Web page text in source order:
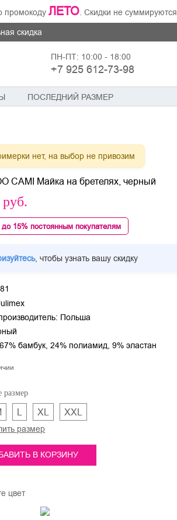
промокоду ЛЕТО. Скидки не суммируются
скидка
ПН-ПТ: 10:00 - 18:00
+7 925 612-73-98
ПОСЛЕДНИЙ РАЗМЕР
нет, на выбор не привозим
CAMI Майка на бретелях, черный
руб.
до 15% постоянным покупателям
, чтобы узнать вашу скидку
Польша
67% бамбук, 24% полиамид, 9% эластан
размер
L XL XXL
размер
В КОРЗИНУ
цвет